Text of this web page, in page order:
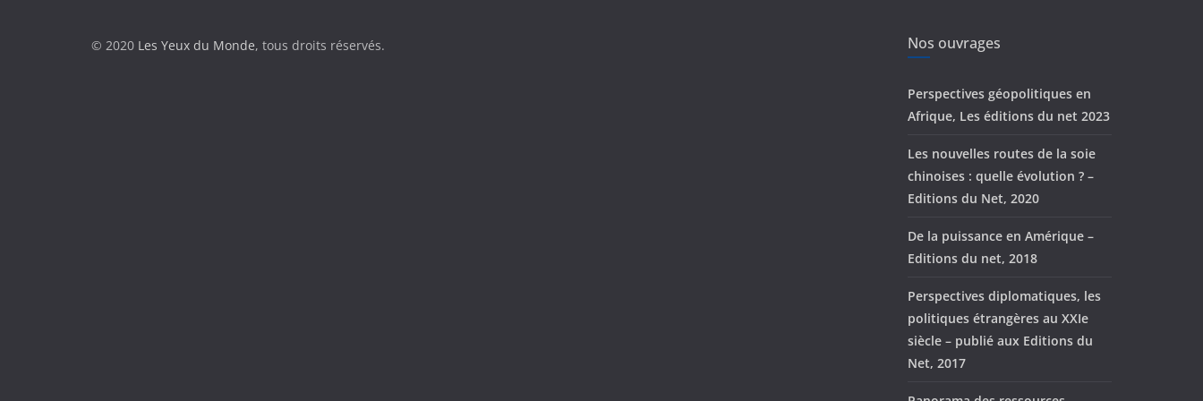
© 2020 Les Yeux du Monde, tous droits réservés. Nos ouvrages
Perspectives géopolitiques en
Afrique, Les éditions du net 2023
Les nouvelles routes de la soie
chinoises : quelle évolution ? –
Editions du Net, 2020
De la puissance en Amérique –
Editions du net, 2018
Perspectives diplomatiques, les
politiques étrangères au XXIe
siècle – publié aux Editions du
Net, 2017